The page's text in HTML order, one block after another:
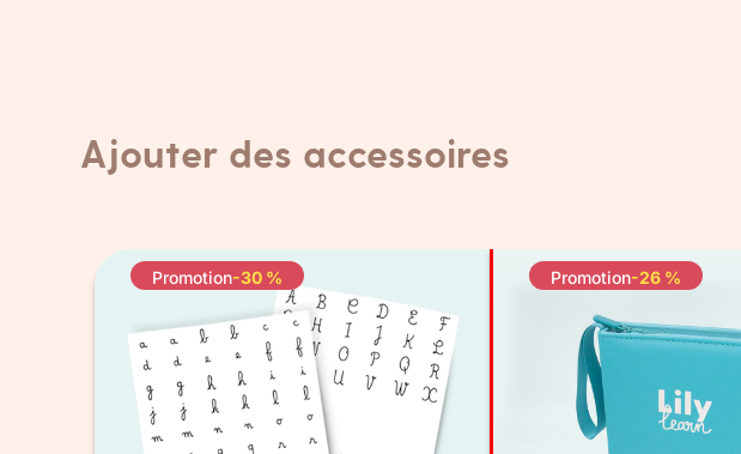
Ajouter des accessoires
Promotion-30 % Promotion-26 %